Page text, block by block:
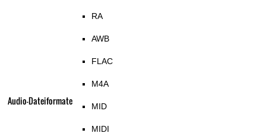
Audio-Dateiformate
RA
AWB
FLAC
M4A
MID
MIDI